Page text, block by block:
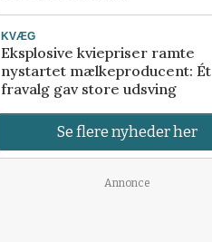
KVÆG
Eksplosive kviepriser ramte
nystartet mælkeproducent: Ét
fravalg gav store udsving
Se flere nyheder her
Annonce